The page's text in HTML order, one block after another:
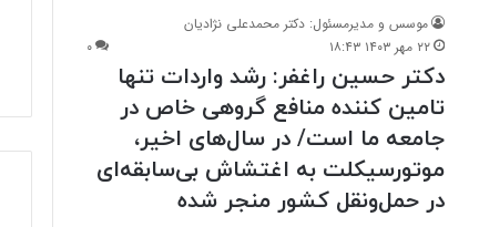
موسس و مدیرمسئول: دکتر محمدعلی نژادیان
۲۲ مهر ۱۴۰۳ ۱۸:۴۳
۰
دکتر حسین راغفر: رشد واردات تنها
تامین کننده منافع گروهی خاص در
جامعه ما است/ در سال‌های اخیر،
موتورسیکلت به اغتشاش بی‌سابقه‌ای
در حمل‌ونقل کشور منجر شده